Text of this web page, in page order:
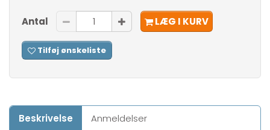
Antal LÆG I KURV
Tilføj ønskeliste
Beskrivelse Anmeldelser